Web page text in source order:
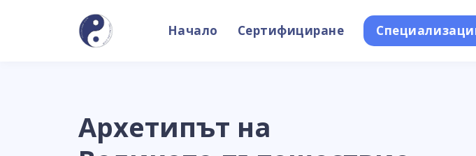
Начало Сертифициране
Архетипът на